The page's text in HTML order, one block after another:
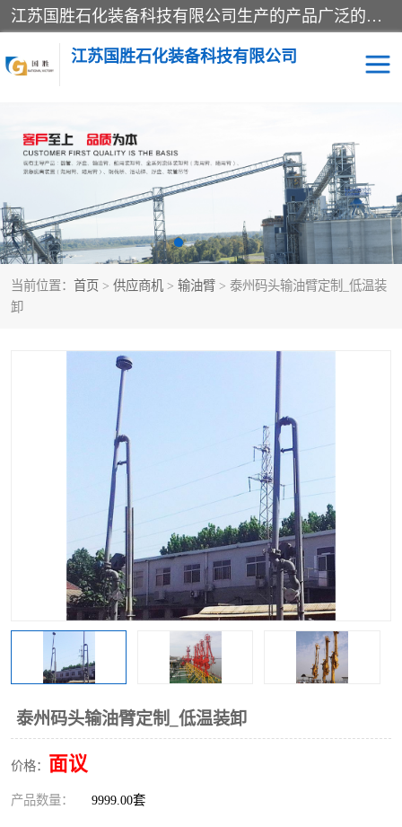
江苏国胜石化装备科技有限公司生产的产品广泛的应用于石油、石化等行业中，产品种类齐全，其中包括装卸鹤管、汽车鹤管、火车鹤管、装车鹤管、卸车鹤管、上装鹤管、下装鹤管、lng鹤管、发油鹤管、液氨鹤管、液化气鹤管等，我们生产的产品质量上乘，价格实惠，服务好，买鹤管就到国胜石化装备！
江苏国胜石化装备科技有限公司
当前位置： 首页 > 供应商机 > 输油臂 > 泰州码头输油臂定制_低温装
卸
泰州码头输油臂定制_低温装卸
价格： 面议
产品数量： 9999.00套
输油臂 鹤管活动梯